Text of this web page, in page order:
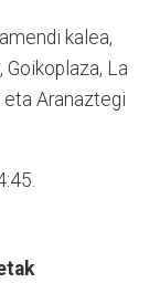
kalea,
Goikoplaza, La
eta Aranaztegi